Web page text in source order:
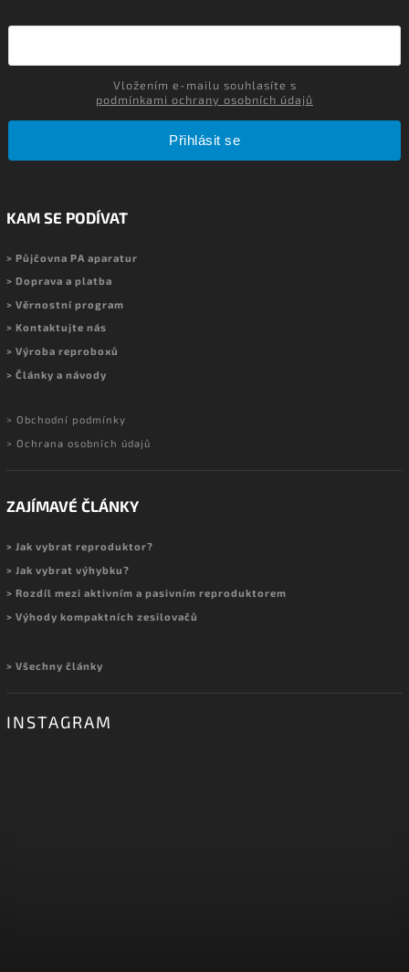
podmínkami ochrany osobních údajů
Přihlásit se
KAM SE PODÍVAT
> Půjčovna PA aparatur
> Doprava a platba
> Věrnostní program
> Kontaktujte nás
> Výroba reproboxů
> Články a návody
> Obchodní podmínky
> Ochrana osobních údajů
ZAJÍMAVÉ ČLÁNKY
> Jak vybrat reproduktor?
> Jak vybrat výhybku?
> Rozdíl mezi aktivním a pasivním reproduktorem
> Výhody kompaktních zesilovačů
> Všechny články
INSTAGRAM